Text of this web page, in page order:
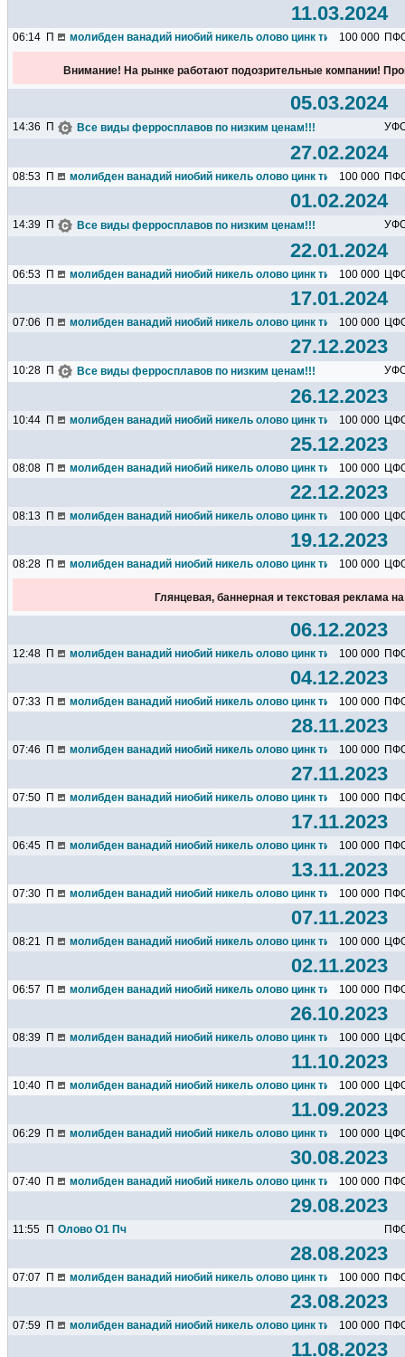
11.03.2024
06:14 П молибден ванадий ниобий никель олово цинк титан марганец
100 000
Внимание! На рынке работают подозрительные компании!
05.03.2024
14:36 П Все виды ферросплавов по низким ценам!!!
27.02.2024
08:53 П молибден ванадий ниобий никель олово цинк титан марганец
100 000
01.02.2024
14:39 П Все виды ферросплавов по низким ценам!!!
22.01.2024
06:53 П молибден ванадий ниобий никель олово цинк титан марганец
100 000
17.01.2024
07:06 П молибден ванадий ниобий никель олово цинк титан марганец
100 000
27.12.2023
10:28 П Все виды ферросплавов по низким ценам!!!
26.12.2023
10:44 П молибден ванадий ниобий никель олово цинк титан марганец
100 000
25.12.2023
08:08 П молибден ванадий ниобий никель олово цинк титан марганец
100 000
22.12.2023
08:13 П молибден ванадий ниобий никель олово цинк титан марганец
100 000
19.12.2023
08:28 П молибден ванадий ниобий никель олово цинк титан марганец
100 000
Глянцевая, баннерная и текстовая реклама
06.12.2023
12:48 П молибден ванадий ниобий никель олово цинк титан марганец
100 000
04.12.2023
07:33 П молибден ванадий ниобий никель олово цинк титан марганец
100 000
28.11.2023
07:46 П молибден ванадий ниобий никель олово цинк титан марганец
100 000
27.11.2023
07:50 П молибден ванадий ниобий никель олово цинк титан марганец
100 000
17.11.2023
06:45 П молибден ванадий ниобий никель олово цинк титан марганец
100 000
13.11.2023
07:30 П молибден ванадий ниобий никель олово цинк титан марганец
100 000
07.11.2023
08:21 П молибден ванадий ниобий никель олово цинк титан марганец
100 000
02.11.2023
06:57 П молибден ванадий ниобий никель олово цинк титан марганец
100 000
26.10.2023
08:39 П молибден ванадий ниобий никель олово цинк титан марганец
100 000
11.10.2023
10:40 П молибден ванадий ниобий никель олово цинк титан марганец
100 000
11.09.2023
06:29 П молибден ванадий ниобий никель олово цинк титан марганец
100 000
30.08.2023
07:40 П молибден ванадий ниобий никель олово цинк титан марганец
100 000
29.08.2023
11:55 П Олово О1 Пч
28.08.2023
07:07 П молибден ванадий ниобий никель олово цинк титан марганец
100 000
23.08.2023
07:59 П молибден ванадий ниобий никель олово цинк титан марганец
100 000
11.08.2023